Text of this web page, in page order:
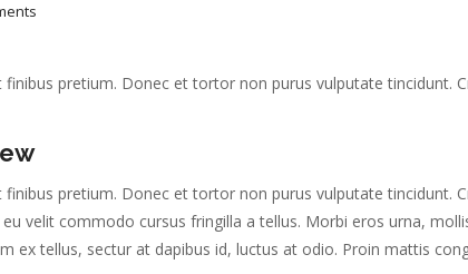
pretium. Donec et tortor non purus vulputate tincidunt.
pretium. Donec et tortor non purus vulputate tincidunt.
velit commodo cursus fringilla a tellus. Morbi eros urna,
ex tellus, sectur at dapibus id, luctus at odio. Proin mattis